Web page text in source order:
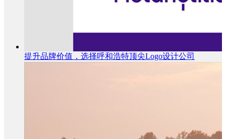
提升品牌价值，选择呼和浩特顶尖Logo设计公司